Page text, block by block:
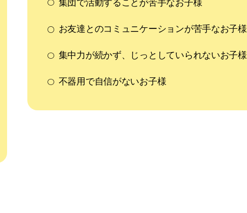
集団で活動することが苦手なお子様
お友達とのコミュニケーションが苦手なお子様
集中力が続かず、じっとしていられないお子様
不器用で自信がないお子様